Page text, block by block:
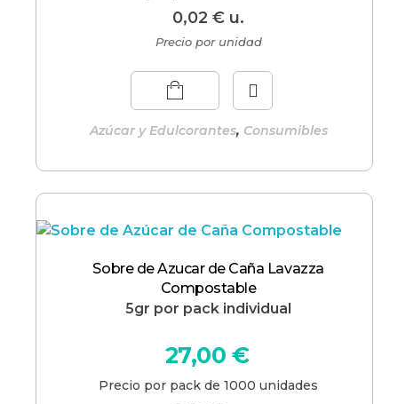
0,02€ u.
Azúcar y Edulcorantes, Consumibles
Precio por unidad
Sobre de Azucar de Caña Lavazza
Compostable
5gr por pack individual
27,00 €
Precio por pack de 1000 unidades